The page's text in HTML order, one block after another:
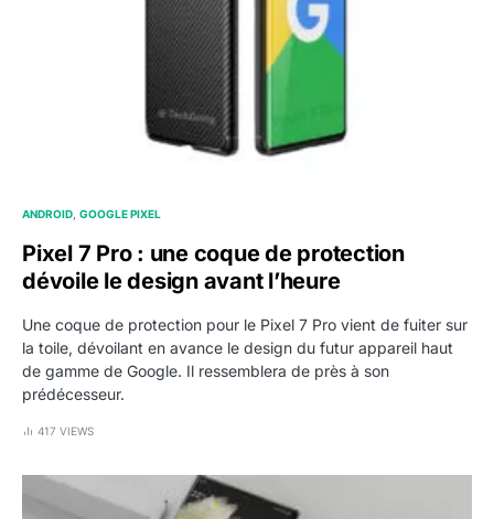
ANDROID GOOGLE PIXEL
Pixel 7 Pro : une coque de protection
dévoile le design avant l’heure
Une coque de protection pour le Pixel 7 Pro vient de fuiter sur
la toile, dévoilant en avance le design du futur appareil haut
de gamme de Google. Il ressemblera de près à son
prédécesseur.
417 VIEWS